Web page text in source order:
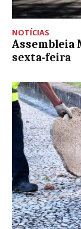
NOTÍCIAS
Assembleia
sexta-feira